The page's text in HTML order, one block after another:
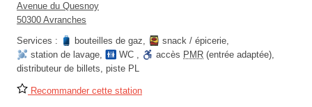
Avenue du Quesnoy
50300 Avranches
Services :
bouteilles de gaz, snack / épicerie,
station de lavage, WC , accès PMR (entrée adaptée),
distributeur de billets, piste PL
Recommander cette station